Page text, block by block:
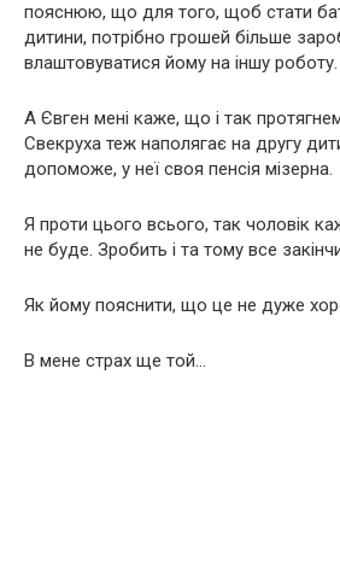
пояснюю, що для того, щоб стати
дитини, потрібно грошей більше
влаштовуватися йому на іншу роботу.
А Євген мені каже, що і так
Свекруха теж наполягає на другу
допоможе, у неї своя пенсія мізерна.
Я проти цього всього, так чоловік
не буде. Зробить і та тому все
Як йому пояснити, що це не дуже
В мене страх ще той…